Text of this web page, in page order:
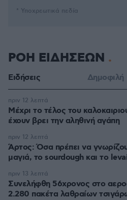
* Υποχρεωτικά πεδία
ΡΟΗ ΕΙΔΗΣΕΩΝ
Ειδήσεις Δημοφιλή
Μέχρι το τέλος του
έχουν βρει την αληθινή αγάπη
πριν 12 λεπτά
Άρτος: Όσα πρέπει να
μαγιά, το sourdough και το
πριν 12 λεπτά
Συνελήφθη 56χρονος στο
2.280 πακέτα λαθραίων
πριν 13 λεπτά